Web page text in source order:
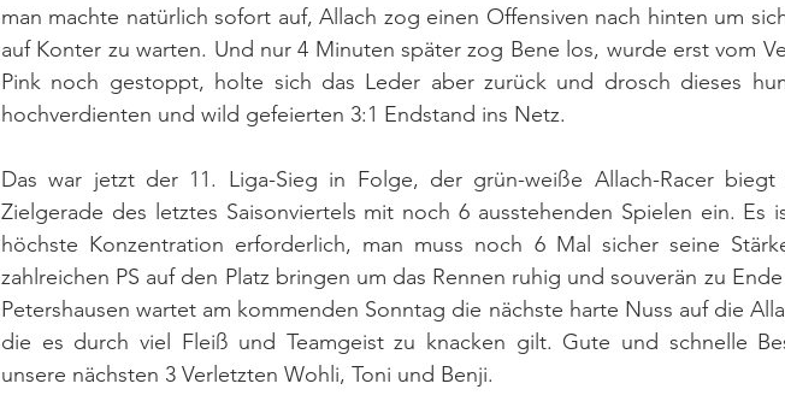
man machte natürlich sofort auf, Allach zog einen Offensiven nach hinten um
auf Konter zu warten. Und nur 4 Minuten später zog Bene los, wurde erst vom
Pink noch gestoppt, holte sich das Leder aber zurück und drosch dieses
hochverdienten und wild gefeierten 3:1 Endstand ins Netz.
Das war jetzt der 11. Liga-Sieg in Folge, der grün-weiße Allach-Racer
Zielgerade des letztes Saisonviertels mit noch 6 ausstehenden Spielen ein. Es
höchste Konzentration erforderlich, man muss noch 6 Mal sicher seine
zahlreichen PS auf den Platz bringen um das Rennen ruhig und souverän zu
Petershausen wartet am kommenden Sonntag die nächste harte Nuss auf die
die es durch viel Fleiß und Teamgeist zu knacken gilt. Gute und schnelle
unsere nächsten 3 Verletzten Wohli, Toni und Benji.